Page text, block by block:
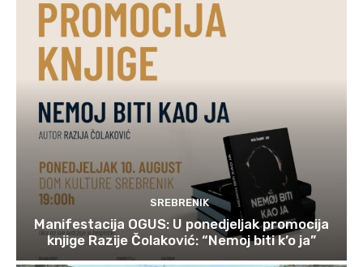
SREBRENIK
Manifestacija OGUS: U ponedjeljak promocija
knjige Razije Čolaković: “Nemoj biti k’o ja”